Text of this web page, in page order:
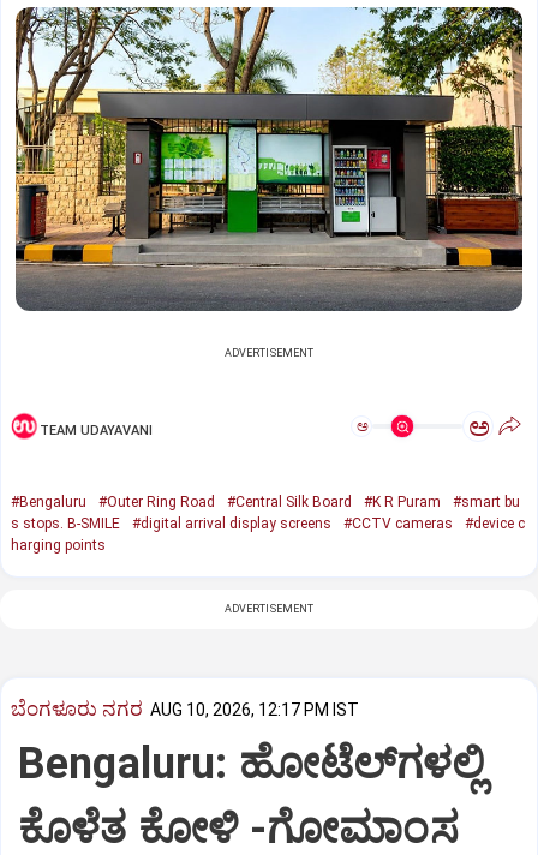
ADVERTISEMENT
TEAM UDAYAVANI ಅ ಅ
#Bengaluru #Outer Ring Road #Central Silk Board #K R Puram
#smart bu
s stops. B-SMILE
#digital arrival display screens #CCTV cameras
#device c
harging points
ADVERTISEMENT
ಬೆಂಗಳೂರು ನಗರ AUG 10, 2026, 12:17 PM IST
Bengaluru: ಹೋಟೆಲ್‌ಗ‌ಳಲ್ಲಿ
ಕೊಳೆತ ಕೋಳಿ -ಗೋಮಾಂಸ